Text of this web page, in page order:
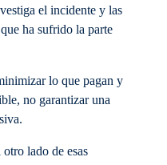
el incidente y las
ha sufrido la parte
lo que pagan y
no garantizar una
lado de esas